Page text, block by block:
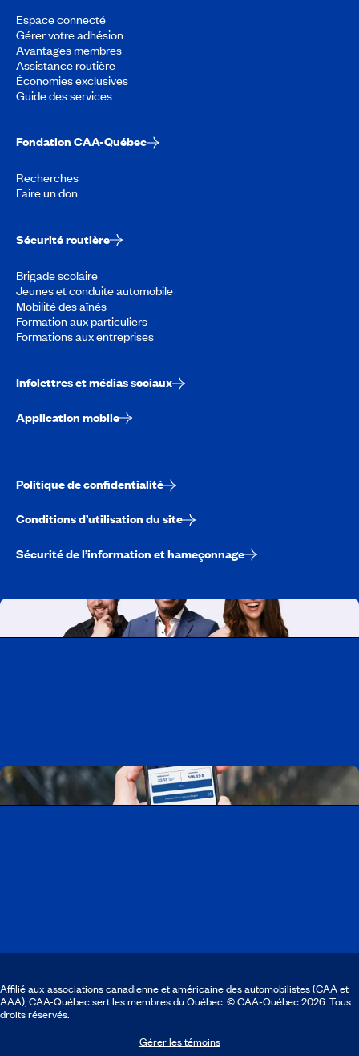
Espace connecté
Gérer votre adhésion
Avantages membres
Assistance routière
Économies exclusives
Guide des services
Fondation CAA-Québec
Recherches
Faire un don
Sécurité routière
Brigade scolaire
Jeunes et conduite automobile
Mobilité des aînés
Formation aux particuliers
Formations aux entreprises
Infolettres et médias sociaux
Application mobile
Politique de confidentialité
Conditions d’utilisation du site
Sécurité de l’information et hameçonnage
Affilié aux associations canadienne et américaine des automobilistes (CAA et
AAA), CAA-Québec sert les membres du Québec. © CAA‑Québec 2026. Tous
droits réservés.
Gérer les témoins